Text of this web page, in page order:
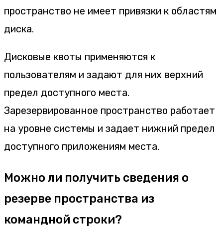
пространство не имеет привязки к областям
диска.
Дисковые квоты применяются к
пользователям и задают для них верхний
предел доступного места.
Зарезервированное пространство работает
на уровне системы и задает нижний предел
доступного приложениям места.
Можно ли получить сведения о
резерве пространства из
командной строки?